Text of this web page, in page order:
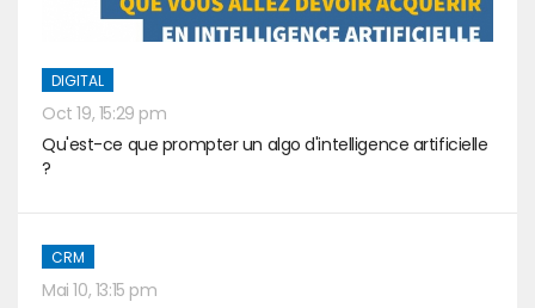
DIGITAL
Oct 19, 15:29 pm
Qu'est-ce que prompter un algo d'intelligence artificielle
?
CRM
Mai 10, 13:15 pm